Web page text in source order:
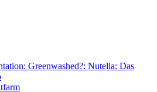
Greenwashed?: Nutella: Das